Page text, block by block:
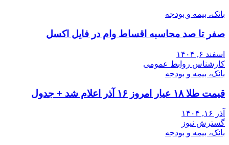
بانک، بیمه و بودجه
صفر تا صد محاسبه اقساط وام در فایل اکسل
اسفند ۶, ۱۴۰۴
کارشناس روابط عمومی
بانک، بیمه و بودجه
قیمت طلا ۱۸ عیار امروز ۱۶ آذر اعلام شد + جدول
آذر ۱۶, ۱۴۰۴
گسترش نیوز
بانک، بیمه و بودجه